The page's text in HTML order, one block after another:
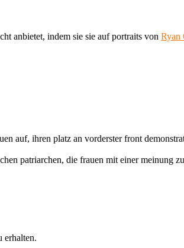
anbietet, indem sie sie auf portraits von Ryan
auf, ihren platz an vorderster front
patriarchen, die frauen mit einer meinung
erhalten.